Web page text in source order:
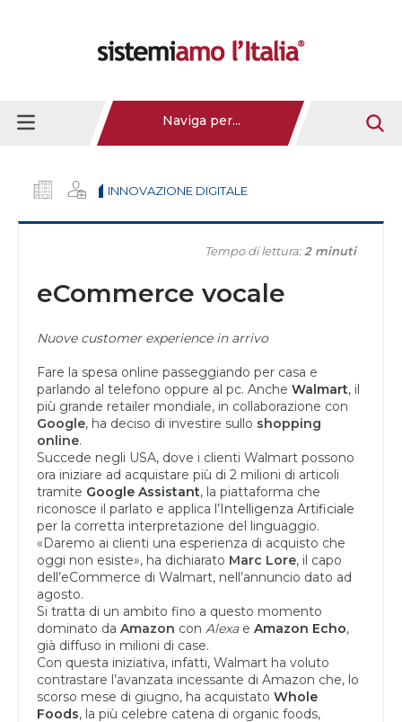
Naviga per...
INNOVAZIONE DIGITALE
Tempo di lettura:2 minuti
eCommerce vocale
Nuove customer experience in arrivo
Fare la spesa online passeggiando per casa e
parlando al telefono oppure al pc. Anche Walmart, il
più grande retailer mondiale, in collaborazione con
Google, ha deciso di investire sullo shopping
online.
Succede negli USA, dove i clienti Walmart possono
ora iniziare ad acquistare più di 2 milioni di articoli
tramite Google Assistant, la piattaforma che
riconosce il parlato e applica l’Intelligenza Artificiale
per la corretta interpretazione del linguaggio.
«Daremo ai clienti una esperienza di acquisto che
oggi non esiste», ha dichiarato Marc Lore, il capo
dell’eCommerce di Walmart, nell’annuncio dato ad
agosto.
Si tratta di un ambito fino a questo momento
dominato da Amazon con Alexae Amazon Echo,
già diffuso in milioni di case.
Con questa iniziativa, infatti, Walmart ha voluto
contrastare l’avanzata incessante di Amazon che, lo
scorso mese di giugno, ha acquistato Whole
Foods, la più celebre catena di organic foods,